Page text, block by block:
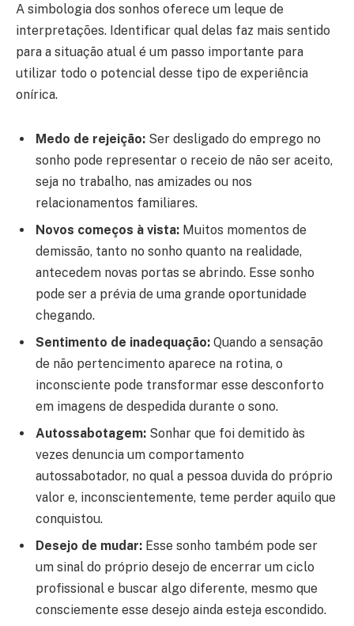
A simbologia dos sonhos oferece um leque de
interpretações. Identificar qual delas faz mais sentido
para a situação atual é um passo importante para
utilizar todo o potencial desse tipo de experiência
onírica.
Medo de rejeição: Ser desligado do emprego no
sonho pode representar o receio de não ser aceito,
seja no trabalho, nas amizades ou nos
relacionamentos familiares.
Novos começos à vista: Muitos momentos de
demissão, tanto no sonho quanto na realidade,
antecedem novas portas se abrindo. Esse sonho
pode ser a prévia de uma grande oportunidade
chegando.
Sentimento de inadequação: Quando a sensação
de não pertencimento aparece na rotina, o
inconsciente pode transformar esse desconforto
em imagens de despedida durante o sono.
Autossabotagem: Sonhar que foi demitido às
vezes denuncia um comportamento
autossabotador, no qual a pessoa duvida do próprio
valor e, inconscientemente, teme perder aquilo que
conquistou.
Desejo de mudar: Esse sonho também pode ser
um sinal do próprio desejo de encerrar um ciclo
profissional e buscar algo diferente, mesmo que
consciemente esse desejo ainda esteja escondido.